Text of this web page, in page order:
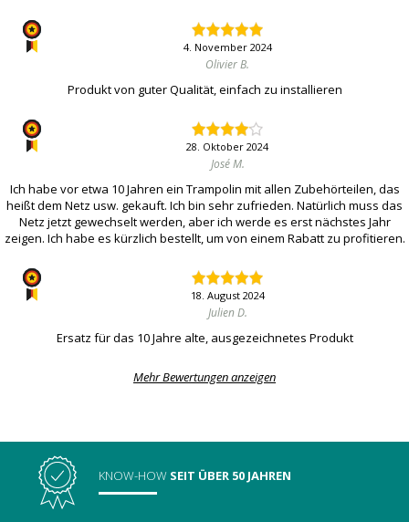
4. November 2024
Olivier B.
Produkt von guter Qualität, einfach zu installieren
28. Oktober 2024
José M.
Ich habe vor etwa 10 Jahren ein Trampolin mit allen Zubehörteilen, das
heißt dem Netz usw. gekauft. Ich bin sehr zufrieden. Natürlich muss das
Netz jetzt gewechselt werden, aber ich werde es erst nächstes Jahr
zeigen. Ich habe es kürzlich bestellt, um von einem Rabatt zu profitieren.
18. August 2024
Julien D.
Ersatz für das 10 Jahre alte, ausgezeichnetes Produkt
Mehr Bewertungen anzeigen
KNOW-HOW SEIT ÜBER 50 JAHREN